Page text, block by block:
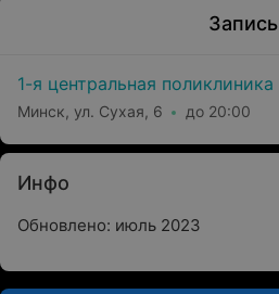
Запись
1-я центральная поликлиника
Минск, ул. Сухая, 6 до 20:00
Инфо
Обновлено: июль 2023